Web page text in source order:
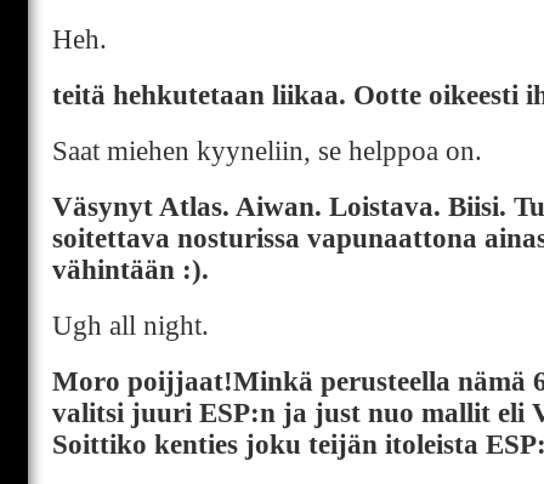
Heh.
teitä hehkutetaan liikaa. Ootte oikeesti
Saat miehen kyyneliin, se helppoa on.
Väsynyt Atlas. Aiwan. Loistava. Biisi.
soitettava nosturissa vapunaattona
vähintään :).
Ugh all night.
Moro poijjaat!Minkä perusteella nämä
valitsi juuri ESP:n ja just nuo mallit eli
Soittiko kenties joku teijän itoleista